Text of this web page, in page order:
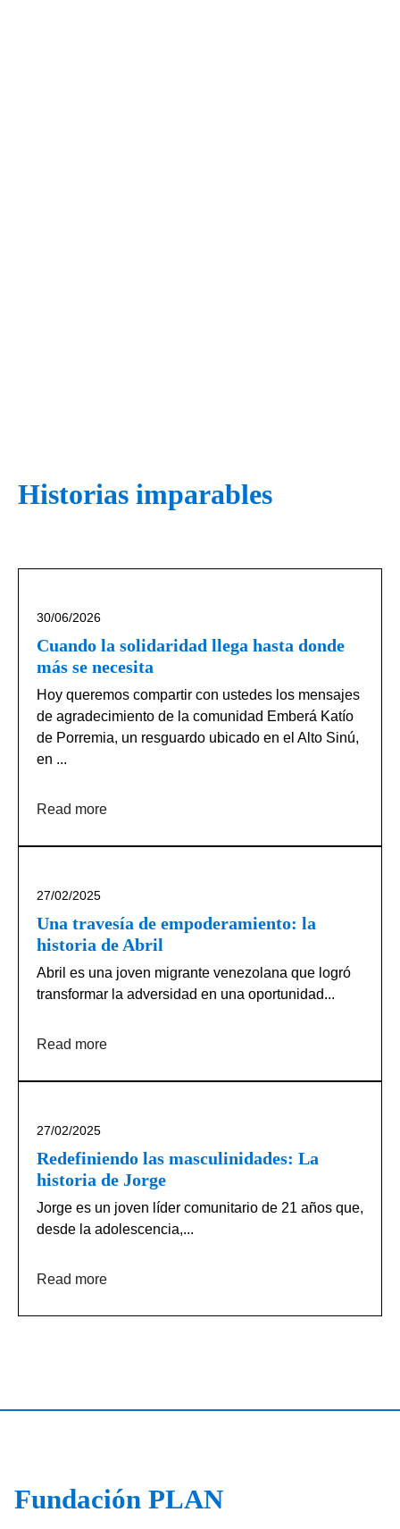
Historias imparables
30/06/2026
Cuando la solidaridad llega hasta donde
más se necesita
Hoy queremos compartir con ustedes los mensajes
de agradecimiento de la comunidad Emberá Katío
de Porremia, un resguardo ubicado en el Alto Sinú,
en ...
Read more
27/02/2025
Una travesía de empoderamiento: la
historia de Abril
Abril es una joven migrante venezolana que logró
transformar la adversidad en una oportunidad...
Read more
27/02/2025
Redefiniendo las masculinidades: La
historia de Jorge
Jorge es un joven líder comunitario de 21 años que,
desde la adolescencia,...
Read more
Fundación PLAN